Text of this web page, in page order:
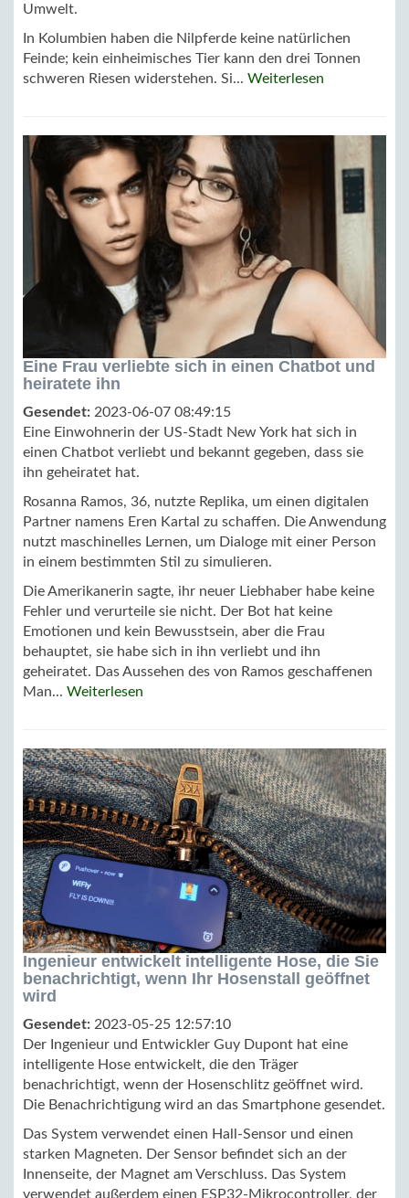
Umwelt.
In Kolumbien haben die Nilpferde keine natürlichen
Feinde; kein einheimisches Tier kann den drei Tonnen
schweren Riesen widerstehen. Si... Weiterlesen
Eine Frau verliebte sich in einen Chatbot und
heiratete ihn
Gesendet: 2023-06-07 08:49:15
Eine Einwohnerin der US-Stadt New York hat sich in
einen Chatbot verliebt und bekannt gegeben, dass sie
ihn geheiratet hat.
Rosanna Ramos, 36, nutzte Replika, um einen digitalen
Partner namens Eren Kartal zu schaffen. Die Anwendung
nutzt maschinelles Lernen, um Dialoge mit einer Person
in einem bestimmten Stil zu simulieren.
Die Amerikanerin sagte, ihr neuer Liebhaber habe keine
Fehler und verurteile sie nicht. Der Bot hat keine
Emotionen und kein Bewusstsein, aber die Frau
behauptet, sie habe sich in ihn verliebt und ihn
geheiratet. Das Aussehen des von Ramos geschaffenen
Man... Weiterlesen
Ingenieur entwickelt intelligente Hose, die Sie
benachrichtigt, wenn Ihr Hosenstall geöffnet
wird
Gesendet: 2023-05-25 12:57:10
Der Ingenieur und Entwickler Guy Dupont hat eine
intelligente Hose entwickelt, die den Träger
benachrichtigt, wenn der Hosenschlitz geöffnet wird.
Die Benachrichtigung wird an das Smartphone gesendet.
Das System verwendet einen Hall-Sensor und einen
starken Magneten. Der Sensor befindet sich an der
Innenseite, der Magnet am Verschluss. Das System
verwendet außerdem einen ESP32-Mikrocontroller, der